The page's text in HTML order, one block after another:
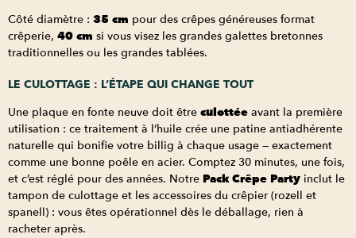
Côté diamètre : 35 cm pour des crêpes généreuses format
crêperie, 40 cm si vous visez les grandes galettes bretonnes
traditionnelles ou les grandes tablées.
LE CULOTTAGE : L’ÉTAPE QUI CHANGE TOUT
Une plaque en fonte neuve doit être culottée avant la première
utilisation : ce traitement à l’huile crée une patine antiadhérente
naturelle qui bonifie votre billig à chaque usage — exactement
comme une bonne poêle en acier. Comptez 30 minutes, une fois,
et c’est réglé pour des années. Notre Pack Crêpe Party inclut le
tampon de culottage et les accessoires du crêpier (rozell et
spanell) : vous êtes opérationnel dès le déballage, rien à
racheter après.